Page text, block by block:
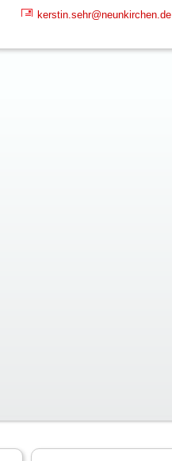
kerstin.sehr@neunkirchen.de